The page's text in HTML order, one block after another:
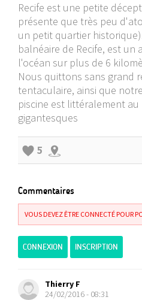
Recife est une petite
présente que très peu
un petit quartier
balnéaire de Recife, est un
l'océan sur plus de 6
Nous quittons sans grand
tentaculaire, ainsi que
piscine est littéralement
gigantesques
5
Commentaires
VOUS DEVEZ ÊTRE CONNECTÉ POUR
CONNEXION INSCRIPTION
Thierry F
24/02/2016 - 08:31